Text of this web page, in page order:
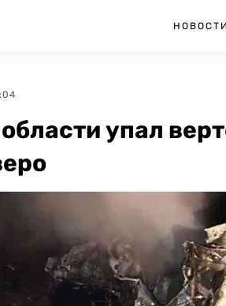
НОВОСТИ
упал